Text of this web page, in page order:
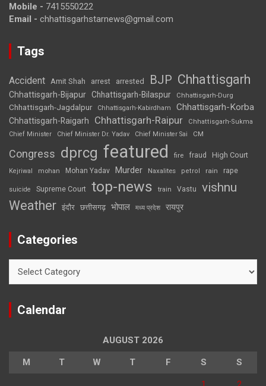
Mobile - 7415550222
Email - chhattisgarhstarnews@gmail.com
Tags
Accident Amit Shah arrest arrested BJP Chhattisgarh
Chhattisgarh-Bijapur Chhattisgarh-Bilaspur Chhattisgarh-Durg
Chhattisgarh-Jagdalpur Chhattisgarh-Kabirdham Chhattisgarh-Korba
Chhattisgarh-Raigarh Chhattisgarh-Raipur
Chhattisgarh-Sukma
Chief Minister
Chief Minister Dr. Yadav Chief Minister Sai CM
Congress dprcg featured fire fraud High Court
Kejriwal mohan Mohan Yadav Murder Naxalites petrol rain rape
suicide Supreme Court top-news train Vastu vishnu
Weather इंदौर छत्तीसगढ़ भोपाल मध्य प्रदेश रायपुर
Categories
Calendar
AUGUST 2026
M T W T F S S